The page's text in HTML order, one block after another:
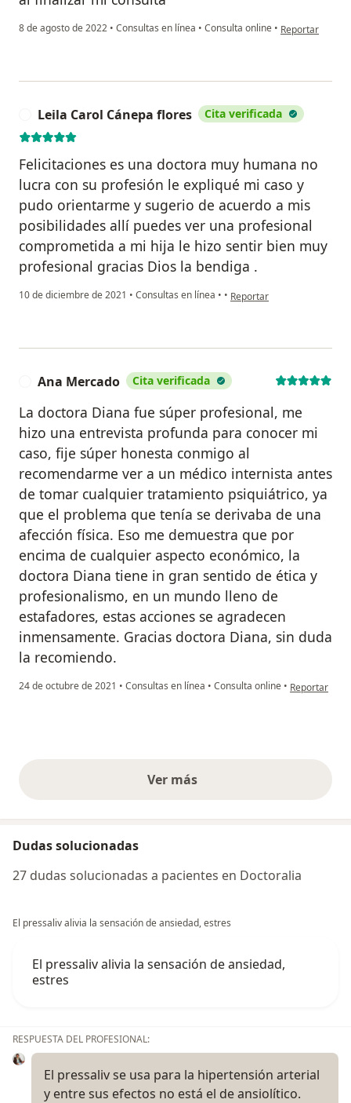
8 de agosto de 2022 • Consultas en línea • Consulta online • en opinión del
Reportar
Leila Carol Cánepa flores Cita verificada
Felicitaciones es una doctora muy humana no
lucra con su profesión le expliqué mi caso y
pudo orientarme y sugerio de acuerdo a mis
posibilidades allí puedes ver una profesional
comprometida a mi hija le hizo sentir bien muy
profesional gracias Dios la bendiga .
10 de diciembre de 2021 • Consultas en línea • • en opinión del usuario
Reportar
Ana Mercado Cita verificada
La doctora Diana fue súper profesional, me
hizo una entrevista profunda para conocer mi
caso, fije súper honesta conmigo al
recomendarme ver a un médico internista antes
de tomar cualquier tratamiento psiquiátrico, ya
que el problema que tenía se derivaba de una
afección física. Eso me demuestra que por
encima de cualquier aspecto económico, la
doctora Diana tiene in gran sentido de ética y
profesionalismo, en un mundo lleno de
estafadores, estas acciones se agradecen
inmensamente. Gracias doctora Diana, sin duda
la recomiendo.
24 de octubre de 2021 • Consultas en línea • Consulta online • en opinión
Reportar
Ver másopiniones anteriores
Dudas solucionadas
27 dudas solucionadas a pacientes en Doctoralia
El pressaliv alivia la sensación de ansiedad, estres
El pressaliv alivia la sensación de ansiedad,
estres
RESPUESTA DEL PROFESIONAL:
El pressaliv se usa para la hipertensión arterial
y entre sus efectos no está el de ansiolítico.